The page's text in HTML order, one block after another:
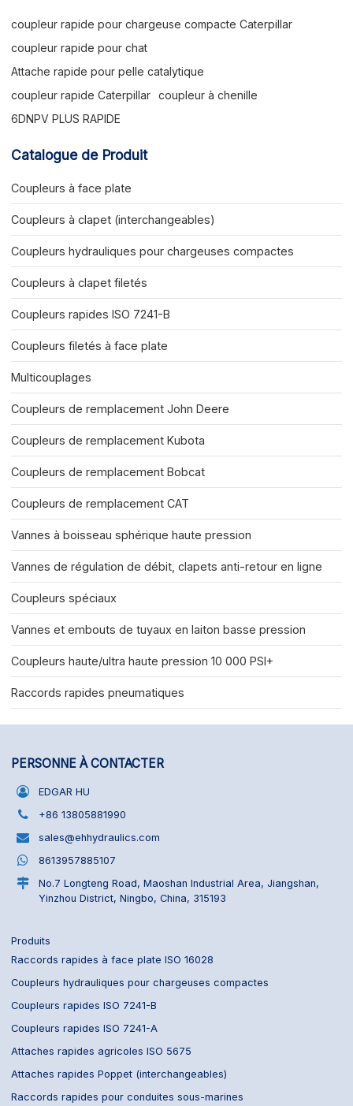
coupleur rapide pour chargeuse compacte Caterpillar
coupleur rapide pour chat
Attache rapide pour pelle catalytique
coupleur rapide Caterpillar
coupleur à chenille
6DNPV PLUS RAPIDE
Catalogue de Produit
Coupleurs à face plate
Coupleurs à clapet (interchangeables)
Coupleurs hydrauliques pour chargeuses compactes
Coupleurs à clapet filetés
Coupleurs rapides ISO 7241-B
Coupleurs filetés à face plate
Multicouplages
Coupleurs de remplacement John Deere
Coupleurs de remplacement Kubota
Coupleurs de remplacement Bobcat
Coupleurs de remplacement CAT
Vannes à boisseau sphérique haute pression
Vannes de régulation de débit, clapets anti-retour en ligne
Coupleurs spéciaux
Vannes et embouts de tuyaux en laiton basse pression
Coupleurs haute/ultra haute pression 10 000 PSI+
Raccords rapides pneumatiques
PERSONNE À CONTACTER
EDGAR HU
+86 13805881990
sales@ehhydraulics.com
8613957885107
No.7 Longteng Road, Maoshan Industrial Area, Jiangshan,
Yinzhou District, Ningbo, China, 315193
Produits
Raccords rapides à face plate ISO 16028
Coupleurs hydrauliques pour chargeuses compactes
Coupleurs rapides ISO 7241-B
Coupleurs rapides ISO 7241-A
Attaches rapides agricoles ISO 5675
Attaches rapides Poppet (interchangeables)
Raccords rapides pour conduites sous-marines